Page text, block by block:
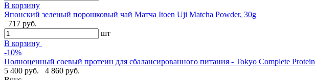
В корзину
Японский зеленый порошковый чай Матча Itoen Uji Matcha Powder, 30g
717 руб.
шт
В корзину
-10%
Полноценный соевый протеин для сбалансированного питания - Tokyo Complete Protein
5 400 руб.
4 860 руб.